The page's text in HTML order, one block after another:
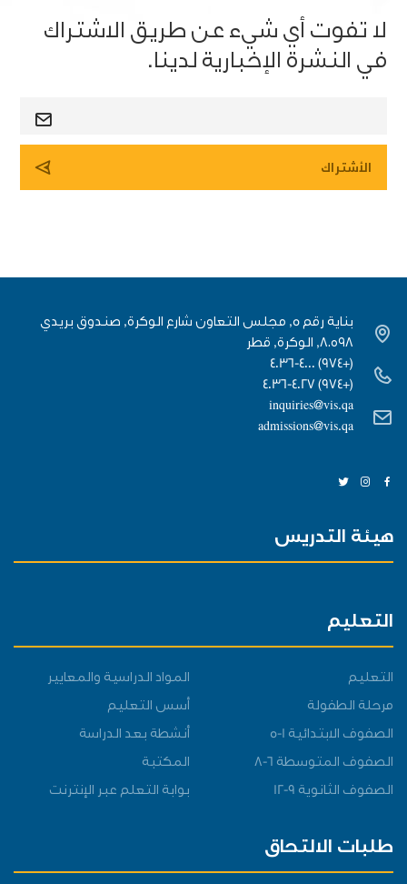
لا تفوت أي شيء عن طريق الاشتراك
في النشرة الإخبارية لدينا.
بناية رقم 5, مجلس التعاون شارع الوكرة, صندوق بريدي
٨٠٥٩٨, الوكرة, قطر
(+974) 4036-4000
(+974) 4036-4027
inquiries@vis.qa
admissions@vis.qa
هيئة التدريس
التعليم
التعليم
مرحلة الطفولة
الصفوف الابتدائية 1-5
الصفوف المتوسطة 6-8
الصفوف الثانوية 9-12
المواد الدراسية والمعايير
أسس التعليم
أنشطة بعد الدراسة
المكتبة
بوابة التعلم عبر الإنترنت
طلبات الالتحاق